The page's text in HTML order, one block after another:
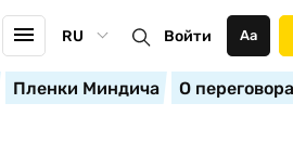
RU Войти Аа
Пленки Миндича О